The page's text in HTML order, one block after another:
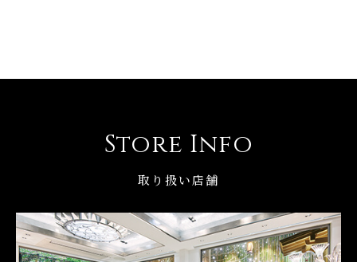
Store Info
取り扱い店舗